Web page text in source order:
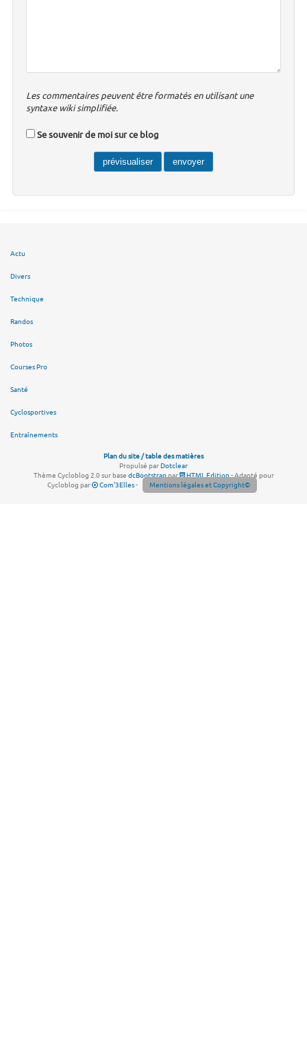
Les commentaires peuvent être formatés en utilisant une
syntaxe wiki simplifiée.
Se souvenir de moi sur ce blog
Actu
Divers
Technique
Randos
Photos
Courses Pro
Santé
Cyclosportives
Entraînements
Plan du site / table des matières
Propulsé parDotclear
Thème Cycloblog 2.0 sur base dcBootstrappar HTML Edition - Adapté pour
Cycloblog par
Com'3Elles- Mentions légales et Copyright©